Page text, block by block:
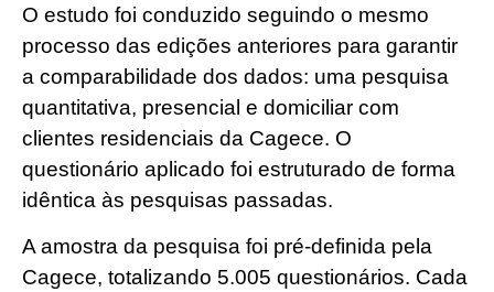
O estudo foi conduzido seguindo o mesmo
processo das edições anteriores para garantir
a comparabilidade dos dados: uma pesquisa
quantitativa, presencial e domiciliar com
clientes residenciais da Cagece. O
questionário aplicado foi estruturado de forma
idêntica às pesquisas passadas.
A amostra da pesquisa foi pré-definida pela
Cagece, totalizando 5.005 questionários. Cada